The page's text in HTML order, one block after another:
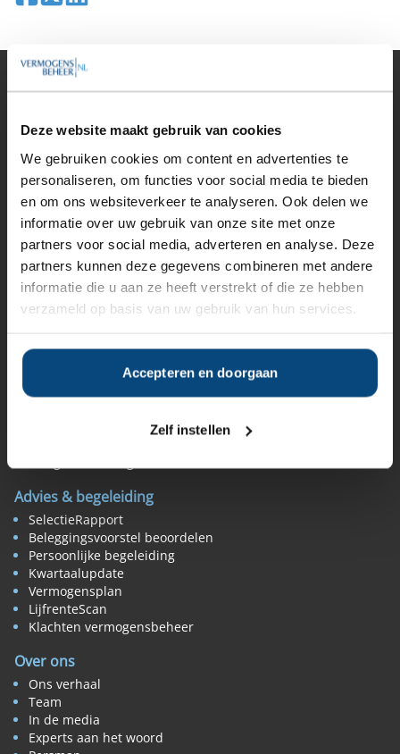
Deze website maakt gebruik van cookies
We gebruiken cookies om content en advertenties te
personaliseren, om functies voor social media te bieden
en om ons websiteverkeer te analyseren. Ook delen we
informatie over uw gebruik van onze site met onze
partners voor social media, adverteren en analyse. Deze
partners kunnen deze gegevens combineren met andere
informatie die u aan ze heeft verstrekt of die ze hebben
verzameld op basis van uw gebruik van hun services.
Accepteren en doorgaan
Zelf instellen
Vermogensbeheer
Private banks
Vermogensbeheerders per regio
Zelfstandige vermogensbeheerders
Online vermogensbeheerders
Algemene banken
Niet meer actieve beheerders
Toezicht
Belangenverenigingen
Vermogensbeheer nieuws
Beoordelen & vergelijken
Tips rendement vergelijken
De beste vermogensbeheerder
Expertbeoordeling
Beoordeel zelf uw beheerder
Advies & begeleiding
SelectieRapport
Beleggingsvoorstel beoordelen
Persoonlijke begeleiding
Kwartaalupdate
Vermogensplan
LijfrenteScan
Klachten vermogensbeheer
Over ons
Ons verhaal
Team
In de media
Experts aan het woord